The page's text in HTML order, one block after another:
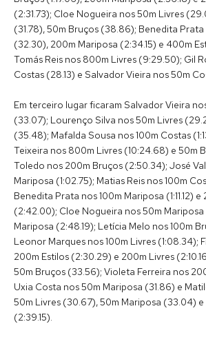
(2:31.73); Cloe Nogueira nos 50m Livres
(31.78), 50m Bruços (38.86); Benedita
(32.30), 200m Mariposa (2:34.15) e 400m
Tomás Reis nos 800m Livres (9:29.50); Gil
Costas (28.13) e Salvador Vieira nos 50m
Em terceiro lugar ficaram Salvador Vieira
(33.07); Lourenço Silva nos 50m Livres
(35.48); Mafalda Sousa nos 100m Costas
Teixeira nos 800m Livres (10:24.68) e 50m
Toledo nos 200m Bruços (2:50.34); José
Mariposa (1:02.75); Matias Reis nos 100m
Benedita Prata nos 100m Mariposa (1:11.12)
(2:42.00); Cloe Nogueira nos 50m
Mariposa (2:48.19); Letícia Melo nos 100m
Leonor Marques nos 100m Livres (1:08.34);
200m Estilos (2:30.29) e 200m Livres
50m Bruços (33.56); Violeta Ferreira nos
Uxia Costa nos 50m Mariposa (31.86) e
50m Livres (30.67), 50m Mariposa (33.04)
(2:39.15).